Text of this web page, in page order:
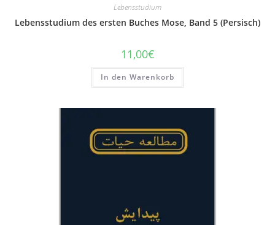
Lebensstudium
Lebensstudium des ersten Buches Mose, Band 5 (Persisch)
11,00€
In den Warenkorb